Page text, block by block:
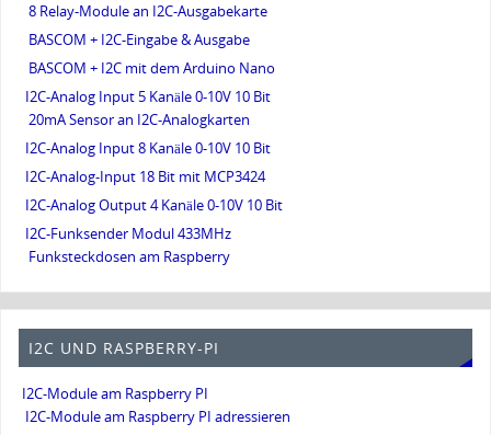
8 Relay-Module an I2C-Ausgabekarte
BASCOM + I2C-Eingabe & Ausgabe
BASCOM + I2C mit dem Arduino Nano
I2C-Analog Input 5 Kanäle 0-10V 10 Bit
20mA Sensor an I2C-Analogkarten
I2C-Analog Input 8 Kanäle 0-10V 10 Bit
I2C-Analog-Input 18 Bit mit MCP3424
I2C-Analog Output 4 Kanäle 0-10V 10 Bit
I2C-Funksender Modul 433MHz
Funksteckdosen am Raspberry
I2C UND RASPBERRY-PI
I2C-Module am Raspberry PI
I2C-Module am Raspberry PI adressieren